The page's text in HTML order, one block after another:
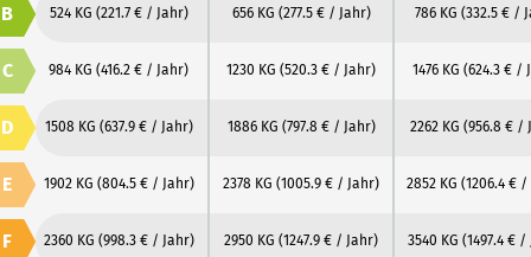
B 524 KG (221.7 € / Jahr) 656 KG (277.5 € / Jahr) 786 KG (332.5 € /
C 984 KG (416.2 € / Jahr) 1230 KG (520.3 € / Jahr) 1476 KG (624.3 € /
D 1508 KG (637.9 € / Jahr) 1886 KG (797.8 € / Jahr) 2262 KG (956.8 € /
E 1902 KG (804.5 € / Jahr) 2378 KG (1005.9 € / Jahr) 2852 KG (1206.4 € /
F 2360 KG (998.3 € / Jahr) 2950 KG (1247.9 € / Jahr) 3540 KG (1497.4 € /